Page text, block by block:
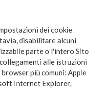
dei cookie
disabilitare alcuni
parte o l'intero Sito
alle istruzioni
più comuni: Apple
Internet Explorer,